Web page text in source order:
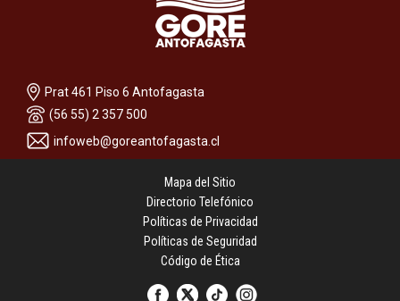
Prat 461 Piso 6 Antofagasta
(56 55) 2 357 500
infoweb@goreantofagasta.cl
Mapa del Sitio
Directorio Telefónico
Políticas de Privacidad
Políticas de Seguridad
Código de Ética